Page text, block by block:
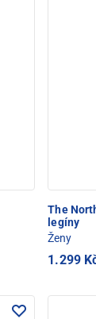
The
legíny
Ženy
1.299